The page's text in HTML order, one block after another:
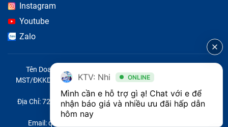
Instagram
Youtube
Zalo
Tên Doanh Nghiệp: CÔNG TY TNHH CITY ONE VIỆT NAM
MST/ĐKKD/QĐTL: 0316569346 do sở KHĐT TP.HCM cấp ngày
14/04/2023
Địa Chỉ: 721 Trường Chinh, Phường Tây Thạnh, Quận Tân Phú,
Thành phố Hồ Chí Minh, Việt Nam
Email: quoc@baohanhone.com | Điện Thoại: 18001236
KTV: Nhi ONLINE
Mình cần e hỗ trợ gì ạ! Chat với e để
nhận báo giá và nhiều ưu đãi hấp dẫn
hôm nay